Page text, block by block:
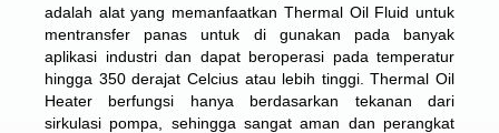
adalah alat yang memanfaatkan Thermal Oil Fluid untuk
mentransfer panas untuk di gunakan pada banyak
aplikasi industri dan dapat beroperasi pada temperatur
hingga 350 derajat Celcius atau lebih tinggi. Thermal Oil
Heater berfungsi hanya berdasarkan tekanan dari
sirkulasi pompa, sehingga sangat aman dan perangkat